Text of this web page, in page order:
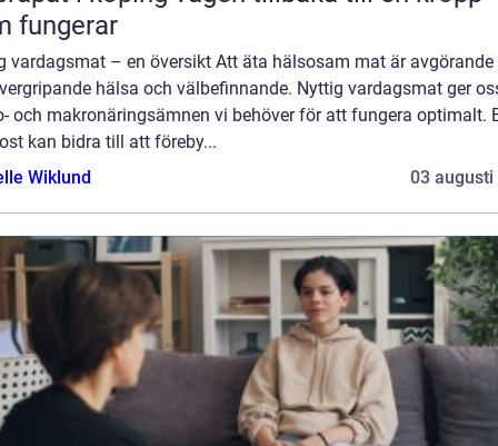
fungerar
vardagsmat – en översikt Att äta hälsosam mat är
hälsa och välbefinnande. Nyttig vardagsmat ger
och makronäringsämnen vi behöver för att fungera optimalt.
kan bidra till att föreby...
Wiklund
03 augusti